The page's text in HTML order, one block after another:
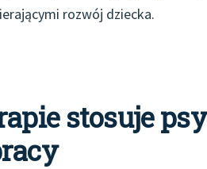
rozwój dziecka.
stosuje